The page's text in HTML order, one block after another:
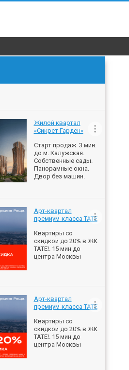
Жилой квартал
«Сикрет Гарден»
Старт продаж. 3 мин.
до м. Калужская.
Собственные сады.
Панорамные окна.
Двор без машин.
Арт-квартал
премиум-класса ТАТЕ
Квартиры со
скидкой до 20% в ЖК
ТАТЕ!. 15 мин до
центра Москвы
Арт-квартал
премиум-класса ТАТЕ
Квартиры со
скидкой до 20% в ЖК
ТАТЕ!. 15 мин до
центра Москвы